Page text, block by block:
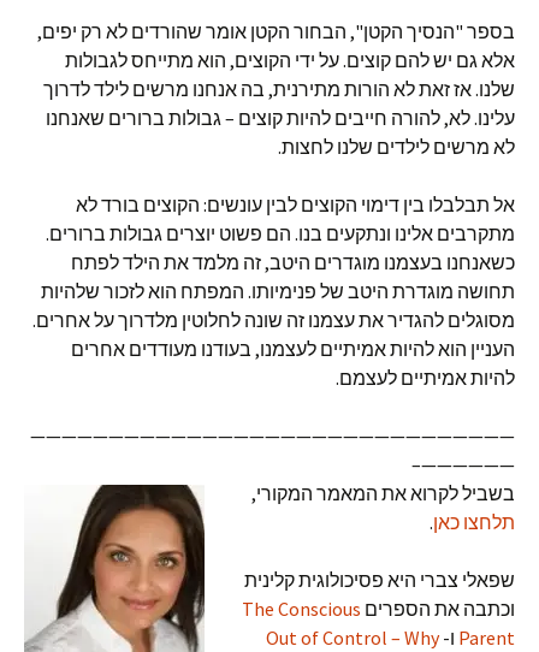
בספר "הנסיך הקטן", הבחור הקטן אומר שהורדים לא רק יפים,
אלא גם יש להם קוצים. על ידי הקוצים, הוא מתייחס לגבולות
שלנו. אז זאת לא הורות מתירנית, בה אנחנו מרשים לילד לדרוך
עלינו. לא, להורה חייבים להיות קוצים – גבולות ברורים שאנחנו
לא מרשים לילדים שלנו לחצות.
אל תבלבלו בין דימוי הקוצים לבין עונשים: הקוצים בורד לא
מתקרבים אלינו ונתקעים בנו. הם פשוט יוצרים גבולות ברורים.
כשאנחנו בעצמנו מוגדרים היטב, זה מלמד את הילד לפתח
תחושה מוגדרת היטב של פנימיותו. המפתח הוא לזכור שלהיות
מסוגלים להגדיר את עצמנו זה שונה לחלוטין מלדרוך על אחרים.
העניין הוא להיות אמיתיים לעצמנו, בעודנו מעודדים אחרים
להיות אמיתיים לעצמם.
———————————————————————————————
——————–
בשביל לקרוא את המאמר המקורי,
תלחצו כאן.
שפאלי צברי היא פסיכולוגית קלינית
וכתבה את הספרים The Conscious
Parent ו-Out of Control – Why